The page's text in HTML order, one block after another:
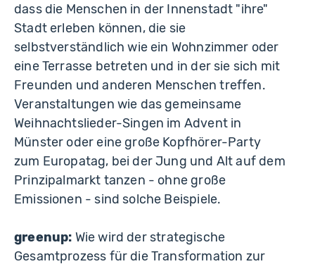
dass die Menschen in der Innenstadt "ihre"
Stadt erleben können, die sie
selbstverständlich wie ein Wohnzimmer oder
eine Terrasse betreten und in der sie sich mit
Freunden und anderen Menschen treffen.
Veranstaltungen wie das gemeinsame
Weihnachtslieder-Singen im Advent in
Münster oder eine große Kopfhörer-Party
zum Europatag, bei der Jung und Alt auf dem
Prinzipalmarkt tanzen - ohne große
Emissionen - sind solche Beispiele.
greenup: Wie wird der strategische
Gesamtprozess für die Transformation zur